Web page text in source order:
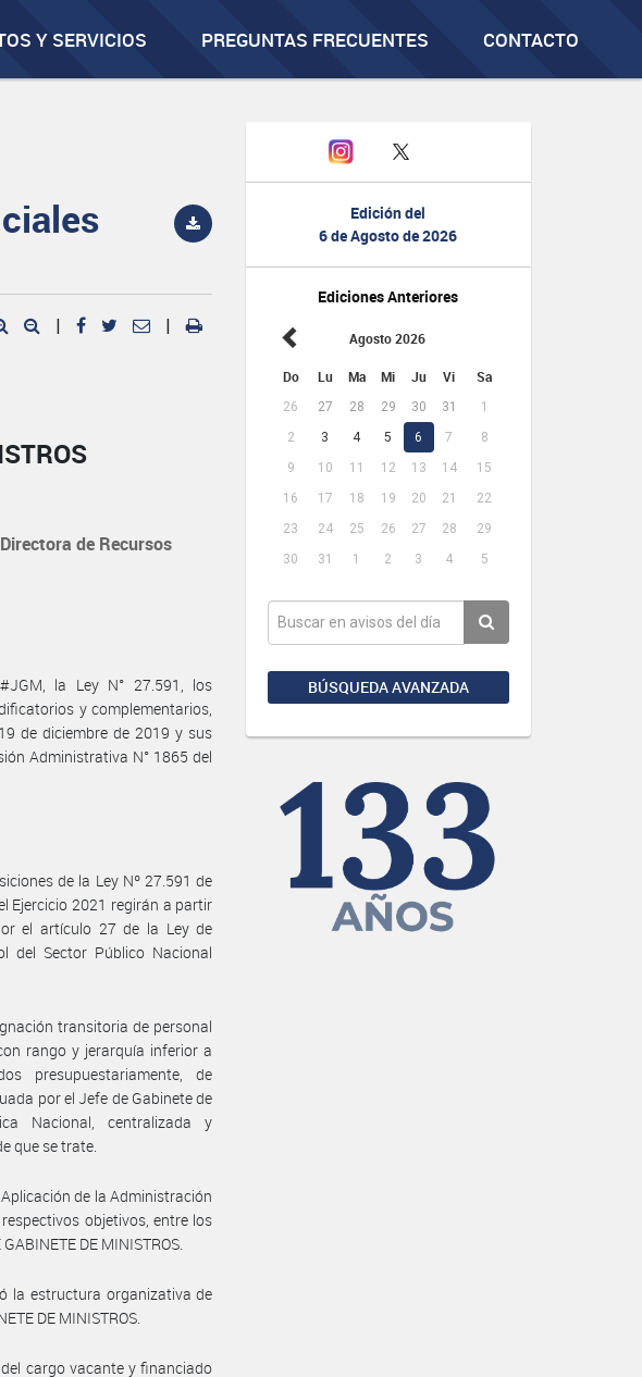
Y SERVICIOS PREGUNTAS FRECUENTES CONTACTO
Edición del
6 de Agosto de 2026
Ediciones Anteriores
Agosto 2026
Do Lu Ma Mi Ju Vi Sa
26 27 28 29 30 31
1
2
3 4 5 6 7
8
9
10 11 12 13 14
15
16
17 18 19 20 21
22
23
24 25 26 27 28
29
30
31 1 2 3 4 5
BÚSQUEDA AVANZADA
| |
de Recursos
la Ley N° 27.591, los
y complementarios,
de diciembre de 2019 y sus
Administrativa N° 1865 del
de la Ley Nº 27.591 de
Ejercicio 2021 regirán a partir
el artículo 27 de la Ley de
del Sector Público Nacional
transitoria de personal
rango y jerarquía inferior a
presupuestariamente, de
por el Jefe de Gabinete de
Nacional, centralizada y
que se trate.
de la Administración
objetivos, entre los
DE MINISTROS.
la estructura organizativa de
DE MINISTROS.
cargo vacante y financiado